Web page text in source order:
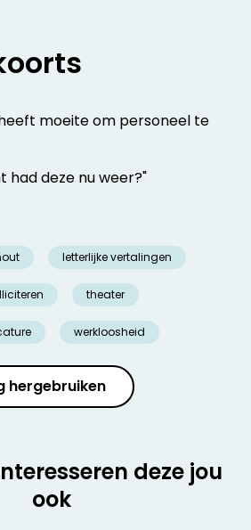
moeite om personeel te
had deze nu weer?"
letterlijke vertalingen
theater
werkloosheid
hergebruiken
deze jou
ook